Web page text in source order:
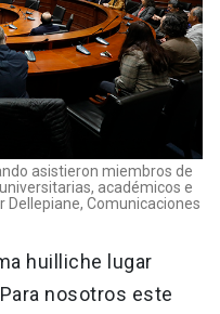
asistieron miembros de
académicos e
Dellepiane, Comunicaciones
huilliche lugar
nosotros este